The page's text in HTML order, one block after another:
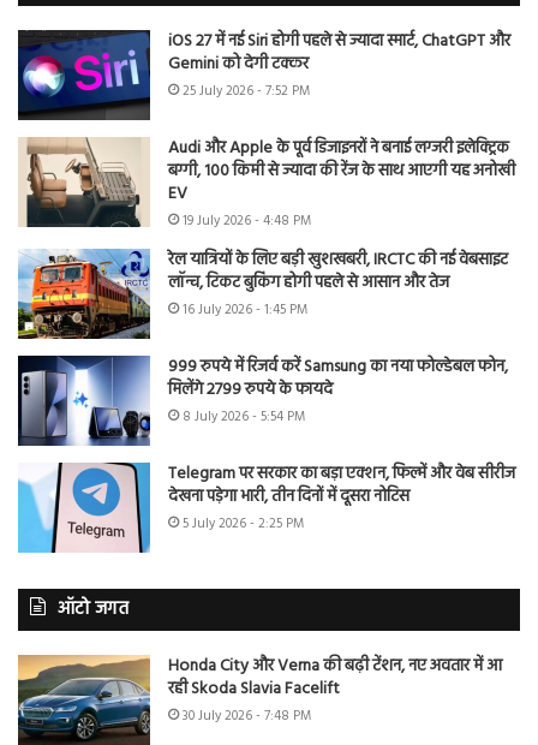
iOS 27 में नई Siri होगी पहले से ज्यादा स्मार्ट, ChatGPT और
Gemini को देगी टक्कर
25 July 2026 - 7:52 PM
Audi और Apple के पूर्व डिजाइनरों ने बनाई लग्जरी इलेक्ट्रिक
बग्गी, 100 किमी से ज्यादा की रेंज के साथ आएगी यह अनोखी
EV
19 July 2026 - 4:48 PM
रेल यात्रियों के लिए बड़ी खुशखबरी, IRCTC की नई वेबसाइट
लॉन्च, टिकट बुकिंग होगी पहले से आसान और तेज
16 July 2026 - 1:45 PM
999 रुपये में रिजर्व करें Samsung का नया फोल्डेबल फोन,
मिलेंगे 2799 रुपये के फायदे
8 July 2026 - 5:54 PM
Telegram पर सरकार का बड़ा एक्शन, फिल्में और वेब सीरीज
देखना पड़ेगा भारी, तीन दिनों में दूसरा नोटिस
5 July 2026 - 2:25 PM
ऑटो जगत
Honda City और Verna की बढ़ी टेंशन, नए अवतार में आ
रही Skoda Slavia Facelift
30 July 2026 - 7:48 PM